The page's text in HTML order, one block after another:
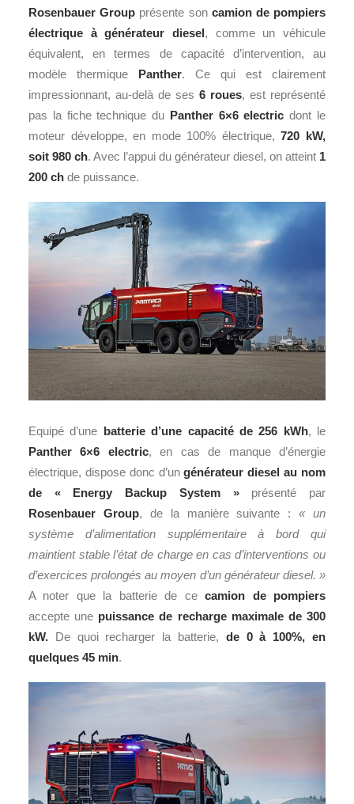
Rosenbauer Group présente son camion de pompiers
électrique à générateur diesel, comme un véhicule
équivalent, en termes de capacité d’intervention, au
modèle thermique Panther. Ce qui est clairement
impressionnant, au-delà de ses 6 roues, est représenté
pas la fiche technique du Panther 6×6 electric dont le
moteur développe, en mode 100% électrique,720 kW,
soit 980 ch. Avec l’appui du générateur diesel, on atteint 1
200 ch de puissance.
Equipé d’une batterie d’une capacité de 256 kWh, le
Panther 6×6 electric, en cas de manque d’énergie
électrique, dispose donc d’ungénérateur diesel au nom
de « Energy Backup System »présenté par
Rosenbauer Group, de la manière suivante :« un
système d’alimentation supplémentaire à bord qui
maintient stable l’état de charge en cas d’interventions ou
d’exercices prolongés au moyen d’un générateur diesel. »
A noter que la batterie de cecamion de pompiers
accepte une puissance de recharge maximale de 300
kW. De quoi recharger la batterie, de 0 à 100%, en
quelques 45 min.